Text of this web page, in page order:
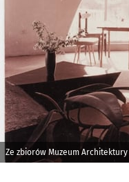
Ze zbiorów Muzeum Architektury